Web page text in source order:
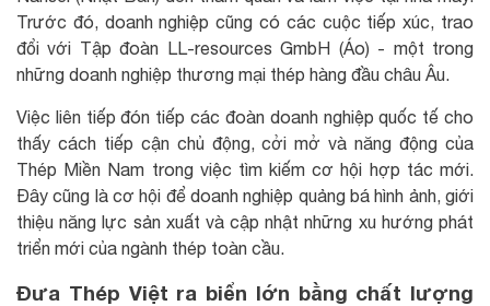
Trước đó, doanh nghiệp cũng có các cuộc tiếp xúc, trao
đổi với Tập đoàn LL-resources GmbH (Áo) - một trong
những doanh nghiệp thương mại thép hàng đầu châu Âu.
Việc liên tiếp đón tiếp các đoàn doanh nghiệp quốc tế cho
thấy cách tiếp cận chủ động, cởi mở và năng động của
Thép Miền Nam trong việc tìm kiếm cơ hội hợp tác mới.
Đây cũng là cơ hội để doanh nghiệp quảng bá hình ảnh, giới
thiệu năng lực sản xuất và cập nhật những xu hướng phát
triển mới của ngành thép toàn cầu.
Đưa Thép Việt ra biển lớn bằng chất lượng